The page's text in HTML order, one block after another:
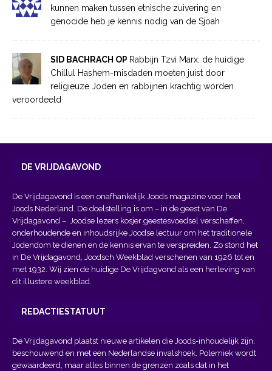
kunnen maken tussen etnische zuivering en
genocide heb je kennis nodig van de Sjoah
SID BACHRACH OP Rabbijn Tzvi Marx: de huidige
Chillul Hashem-misdaden moeten juist door
religieuze Joden en rabbijnen krachtig worden
veroordeeld
DE VRIJDAGAVOND
De Vrijdagavond is een onafhankelijk Joods magazine voor heel
Joods Nederland. De doelstelling is om – in de geest van De
Vrijdagavond – Joodse lezers kosjer geestesvoedsel verschaffen,
onderhoudende en inhoudsrijke Joodse lectuur om het traditionele
Jodendom te dienen en de kennis ervan te verspreiden. Zo stond het
in De Vrijdagavond, Joodsch Weekblad verschenen van 1926 tot en
met 1932. Wij zien de huidige De Vrijdagvond als een herleving van
dit illustere weekblad.
REDACTIESTATUUT
De Vrijdagavond plaatst nieuwe artikelen die Joods-inhoudelijk zijn,
beschouwend en met een Nederlandse invalshoek. Polemiek wordt
gewaardeerd, maar alles binnen de grenzen zoals dat in het